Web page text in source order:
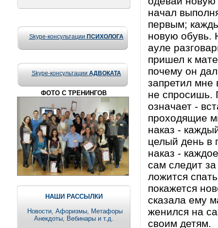
Skype-консультации ПСИХОЛОГА
Skype-консультации АДВОКАТА
ФОТО С ТРЕНИНГОВ
НАШИ РАССЫЛКИ
Новости, Aфоризмы, Метафоры
Анекдоты, Вебинары и т.д.
начал
первым;
новую обувь.
ауле
пришел к
почему он
запретил мне
не спросишь.
означает -
проходящие
наказ -
целый день в
наказ -
сам следит
ложится
покажется
сказала ему
женился на
своим детям.